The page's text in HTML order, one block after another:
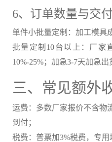
6、订单数量与交
单件小批量定制：加工模具
批量定制10台以上：厂家
10%-25%；加急3-7天加急出
三、常见额外
运费：多数厂家报价不含物
到付；
税费：普票加3%税费，专用